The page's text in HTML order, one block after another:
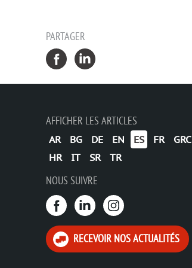
PARTAGER
AFFICHER LES ARTICLES
AR BG DE EN ES FR
GRC
HR
IT SR TR
NOUS SUIVRE
RECEVOIR NOS ACTUALITÉS